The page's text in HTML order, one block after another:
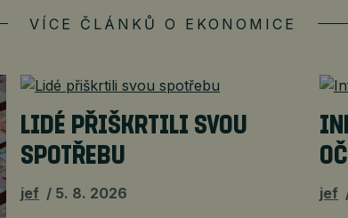
VÍCE ČLÁNKŮ O EKONOMICE
LIDÉ PŘIŠKRTILI SVOU
SPOTŘEBU
jef 5. 8. 2026 jef